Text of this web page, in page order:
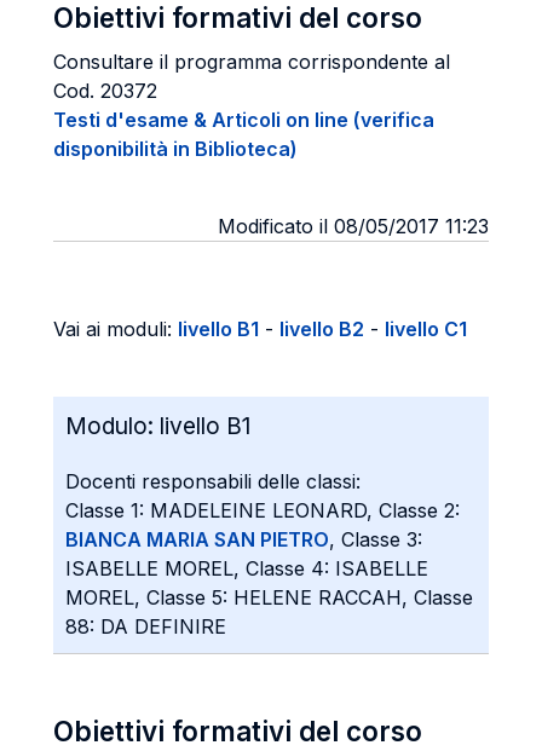
Obiettivi formativi del corso
Consultare il programma corrispondente al
Cod. 20372
Testi d'esame & Articoli on line (verifica
disponibilità in Biblioteca)
Modificato il 08/05/2017 11:23
Vai ai moduli: livello B1 - livello B2 - livello C1
Modulo: livello B1
Docenti responsabili delle classi:
Classe 1: MADELEINE LEONARD, Classe 2:
BIANCA MARIA SAN PIETRO, Classe 3:
ISABELLE MOREL, Classe 4: ISABELLE
MOREL, Classe 5: HELENE RACCAH, Classe
88: DA DEFINIRE
Obiettivi formativi del corso